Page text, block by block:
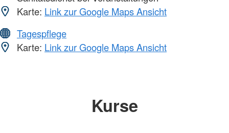
Karte: Link zur Google Maps Ansicht
Tagespflege
Karte: Link zur Google Maps Ansicht
Kurse